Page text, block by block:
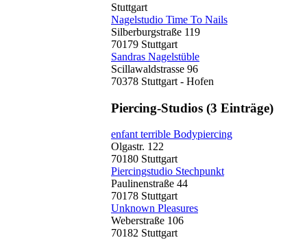
Stuttgart
Nagelstudio Time To Nails
Silberburgstraße 119
70179 Stuttgart
Sandras Nagelstüble
Scillawaldstrasse 96
70378 Stuttgart - Hofen
Piercing-Studios (3 Einträge)
enfant terrible Bodypiercing
Olgastr. 122
70180 Stuttgart
Piercingstudio Stechpunkt
Paulinenstraße 44
70178 Stuttgart
Unknown Pleasures
Weberstraße 106
70182 Stuttgart